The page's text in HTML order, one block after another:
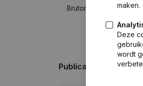
Brutomarge
Publicaties van
maken.
Deze
wordt